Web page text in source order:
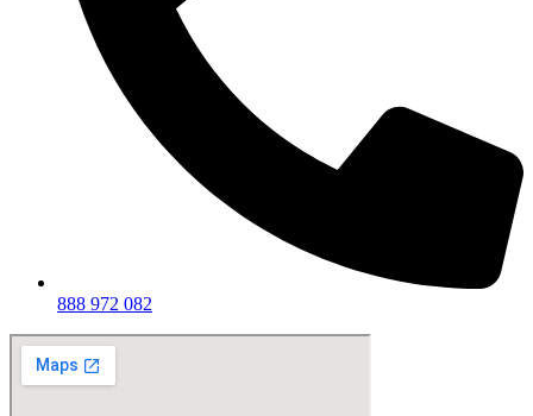
888 972 082